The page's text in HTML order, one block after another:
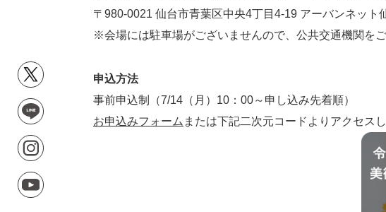
〒980-0021 仙台市青葉区中央4丁目4-19 アーバンネット
※会場には駐車場がございませんので、公共交通機関をご
申込方法
事前申込制（7/14（月）10：00～申し込み先着順）
お申込みフォーム または下記二次元コードよりアクセス